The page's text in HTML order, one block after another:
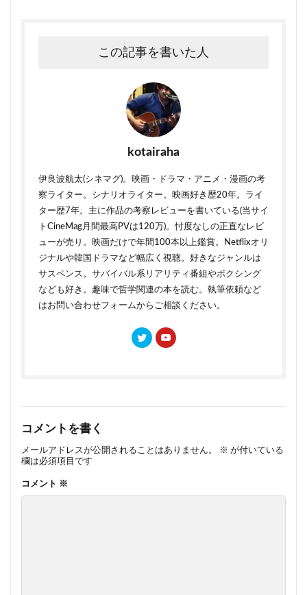
この記事を書いた人
kotairaha
伊良波航太(シネマグ)。映画・ドラマ・アニメ・漫画の考
察ライター。シナリオライター。映画好き歴20年。ライ
ター歴7年。主に作品の考察レビューを書いている(当サイ
トCineMag月間最高PVは120万)。忖度なしの正直なレビ
ューが売り。映画だけで年間100本以上鑑賞。Netflixオリ
ジナルや韓国ドラマなど幅広く視聴。好きなジャンルは
サスペンス。サバイバル系リアリティ番組やボクシング
なども好き。趣味で哲学関連の本を読む。執筆依頼など
はお問い合わせフォームからご相談ください。
コメントを書く
メールアドレスが公開されることはありません。 ※ が付いている
欄は必須項目です
コメント ※